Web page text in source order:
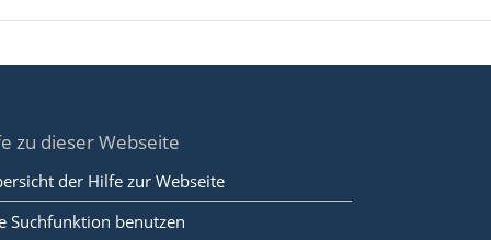
zu dieser Webseite
der Hilfe zur Webseite
Suchfunktion benutzen